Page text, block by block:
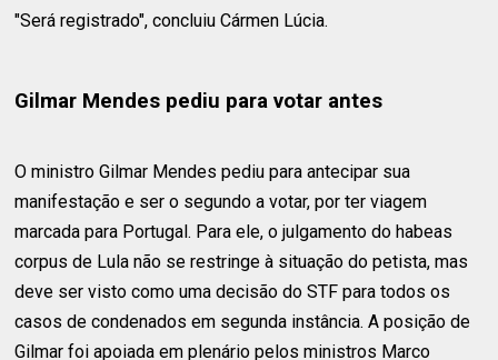
"Será registrado", concluiu Cármen Lúcia.
Gilmar Mendes pediu para votar antes
O ministro Gilmar Mendes pediu para antecipar sua
manifestação e ser o segundo a votar, por ter viagem
marcada para Portugal. Para ele, o julgamento do habeas
corpus de Lula não se restringe à situação do petista, mas
deve ser visto como uma decisão do STF para todos os
casos de condenados em segunda instância. A posição de
Gilmar foi apoiada em plenário pelos ministros Marco